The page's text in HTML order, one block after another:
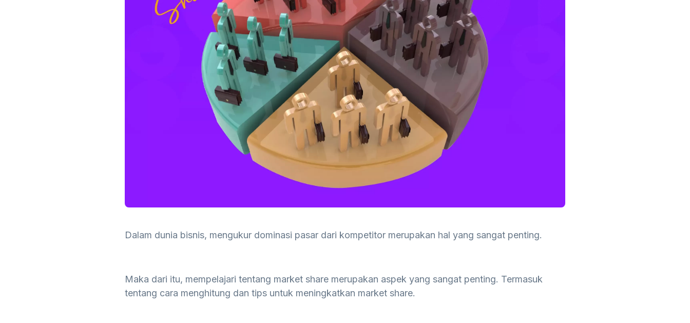
Dalam dunia bisnis, mengukur dominasi pasar dari kompetitor merupakan hal yang sangat penting.
Maka dari itu, mempelajari tentang market share merupakan aspek yang sangat penting. Termasuk
tentang cara menghitung dan tips untuk meningkatkan market share.